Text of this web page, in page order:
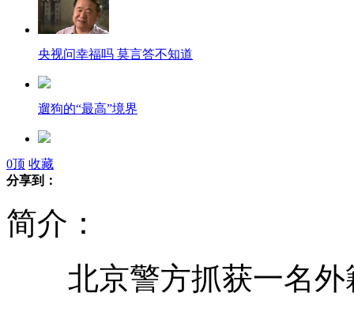
央视问幸福吗 莫言答不知道
遛狗的“最高”境界
危桥摇摇欲坠两年多 村民冒险通过
广南高速发生持枪抢劫案 嫌犯被击毙
鲍姆加特纳高空跳伞挑战成功
0顶 收藏
分享到：
简介：
北京警方抓获一名外